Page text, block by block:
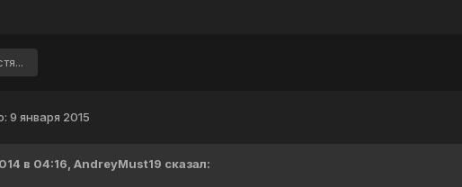
9 января 2015
в 04:16, AndreyMust19 сказал: